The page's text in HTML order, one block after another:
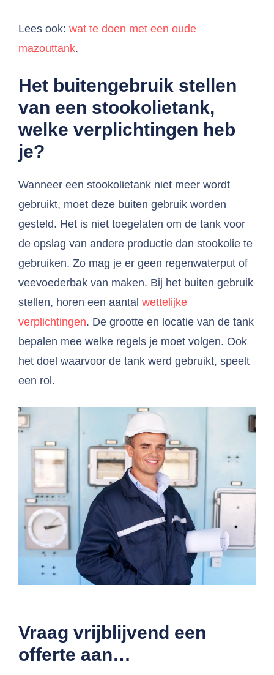
Lees ook: wat te doen met een oude
mazouttank.
Het buitengebruik stellen
van een stookolietank,
welke verplichtingen heb
je?
Wanneer een stookolietank niet meer wordt
gebruikt, moet deze buiten gebruik worden
gesteld. Het is niet toegelaten om de tank voor
de opslag van andere productie dan stookolie te
gebruiken. Zo mag je er geen regenwaterput of
veevoederbak van maken. Bij het buiten gebruik
stellen, horen een aantal wettelijke
verplichtingen. De grootte en locatie van de tank
bepalen mee welke regels je moet volgen. Ook
het doel waarvoor de tank werd gebruikt, speelt
een rol.
Vraag vrijblijvend een
offerte aan…